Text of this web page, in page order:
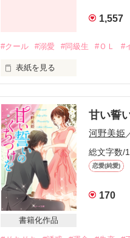
1,557
#クール #溺愛 #同級生 #ＯＬ #
表紙を見る
高校時代好きだった彼と会社の
バッタリ再会。
でも、彼のコートに私の髪が
中村 雪乃（ナカムラ ユキノ）
大手電気機器メーカー『フォー
書籍化作品
甘い誓
河野美姫
総文字数/
恋愛(純愛)
170